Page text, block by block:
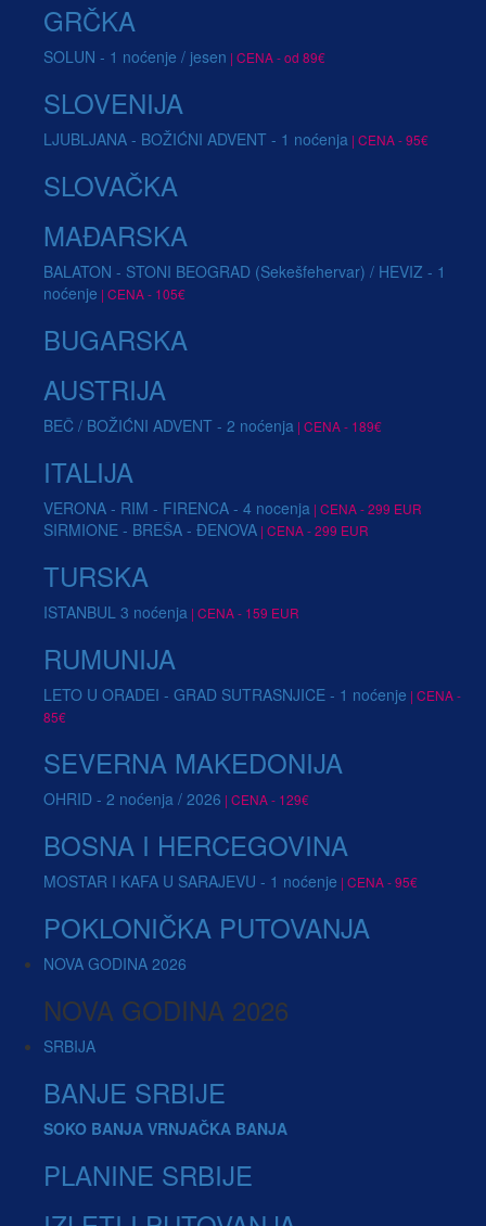
GRČKA
SOLUN - 1 noćenje / jesen | CENA - od 89€
SLOVENIJA
LJUBLJANA - BOŽIĆNI ADVENT - 1 noćenja | CENA - 95€
SLOVAČKA
MAĐARSKA
BALATON - STONI BEOGRAD (Sekešfehervar) / HEVIZ - 1
noćenje | CENA - 105€
BUGARSKA
AUSTRIJA
BEČ / BOŽIĆNI ADVENT - 2 noćenja | CENA - 189€
ITALIJA
VERONA - RIM - FIRENCA - 4 nocenja | CENA - 299 EUR
SIRMIONE - BREŠA - ĐENOVA | CENA - 299 EUR
TURSKA
ISTANBUL 3 noćenja | CENA - 159 EUR
RUMUNIJA
LETO U ORADEI - GRAD SUTRASNJICE - 1 noćenje | CENA -
85€
SEVERNA MAKEDONIJA
OHRID - 2 noćenja / 2026 | CENA - 129€
BOSNA I HERCEGOVINA
MOSTAR I KAFA U SARAJEVU - 1 noćenje | CENA - 95€
POKLONIČKA PUTOVANJA
NOVA GODINA 2026
NOVA GODINA 2026
SRBIJA
BANJE SRBIJE
SOKO BANJA VRNJAČKA BANJA
PLANINE SRBIJE